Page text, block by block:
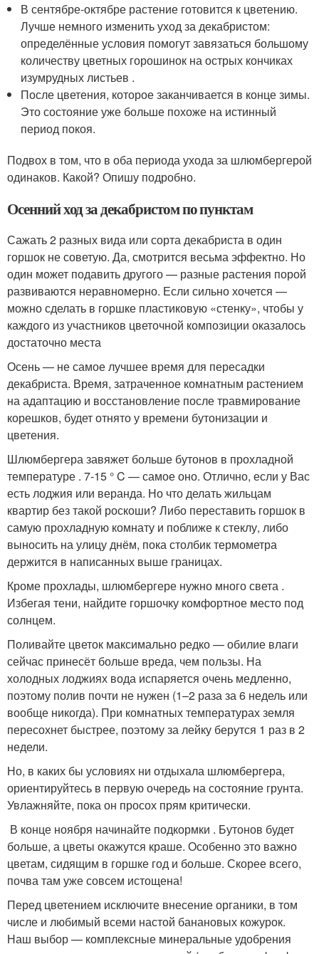
В сентябре-октябре растение готовится к цветению.
Лучше немного изменить уход за декабристом:
определённые условия помогут завязаться большому
количеству цветных горошинок на острых кончиках
изумрудных листьев .
После цветения, которое заканчивается в конце зимы.
Это состояние уже больше похоже на истинный
период покоя.
Подвох в том, что в оба периода ухода за шлюмбергерой
одинаков. Какой? Опишу подробно.
Осенний ход за декабристом по пунктам
Сажать 2 разных вида или сорта декабриста в один
горшок не советую. Да, смотрится весьма эффектно. Но
один может подавить другого — разные растения порой
развиваются неравномерно. Если сильно хочется —
можно сделать в горшке пластиковую «стенку», чтобы у
каждого из участников цветочной композиции оказалось
достаточно места
Осень — не самое лучшее время для пересадки
декабриста. Время, затраченное комнатным растением
на адаптацию и восстановление после травмирование
корешков, будет отнято у времени бутонизации и
цветения.
Шлюмбергера завяжет больше бутонов в прохладной
температуре . 7-15 ° C — самое оно. Отлично, если у Вас
есть лоджия или веранда. Но что делать жильцам
квартир без такой роскоши? Либо переставить горшок в
самую прохладную комнату и поближе к стеклу, либо
выносить на улицу днём, пока столбик термометра
держится в написанных выше границах.
Кроме прохлады, шлюмбергере нужно много света .
Избегая тени, найдите горшочку комфортное место под
солнцем.
Поливайте цветок максимально редко — обилие влаги
сейчас принесёт больше вреда, чем пользы. На
холодных лоджиях вода испаряется очень медленно,
поэтому полив почти не нужен (1–2 раза за 6 недель или
вообще никогда). При комнатных температурах земля
пересохнет быстрее, поэтому за лейку берутся 1 раз в 2
недели.
Но, в каких бы условиях ни отдыхала шлюмбергера,
ориентируйтесь в первую очередь на состояние грунта.
Увлажняйте, пока он просох прям критически.
В конце ноября начинайте подкормки . Бутонов будет
больше, а цветы окажутся краше. Особенно это важно
цветам, сидящим в горшке год и больше. Скорее всего,
почва там уже совсем истощена!
Перед цветением исключите внесение органики, в том
числе и любимый всеми настой банановых кожурок.
Наш выбор — комплексные минеральные удобрения